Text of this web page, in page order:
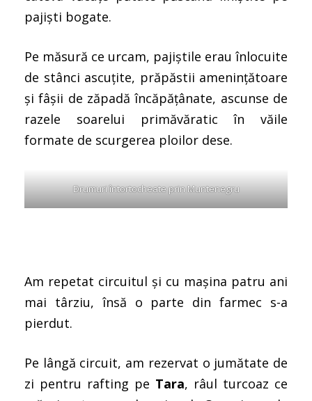
pajiști bogate.
Pe măsură ce urcam, pajiștile erau înlocuite
de stânci ascuțite, prăpăstii amenințătoare
și fâșii de zăpadă încăpățânate, ascunse de
razele soarelui primăvăratic în văile
formate de scurgerea ploilor dese.
Drumuri întortocheate prin Muntenegru
Am repetat circuitul și cu mașina patru ani
mai târziu, însă o parte din farmec s-a
pierdut.
Pe lângă circuit, am rezervat o jumătate de
zi pentru rafting pe Tara, râul turcoaz ce